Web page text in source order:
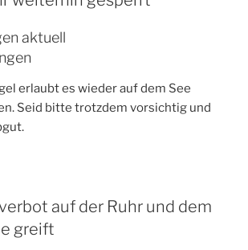
aktuell
erlaubt es wieder auf dem See
Seid bitte trotzdem vorsichtig und
auf der Ruhr und dem
greift